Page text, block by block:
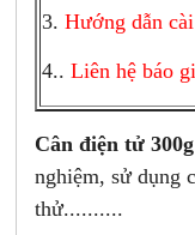
3.Hướng dẫn
4..Liên hệ báo
Cân điện tử 300g
nghiệm, sử dụng
thử..........